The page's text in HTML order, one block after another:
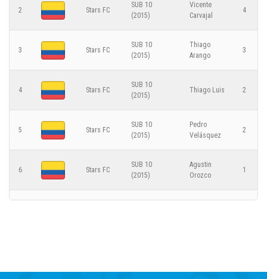
Paseo del Norte 1
Fase de Grupos - 2025-12-10
CATEGORÍA SUB 8 (2017)
Stars FC
Veraguas Élite
Fase de Grupos - 2025-12-09
2 Stars FC
SUB 10
(2015)
Vicente
Carvajal
4
3 Stars FC
SUB 10
(2015)
Thiago
Arango
3
4 Stars FC
SUB 10
(2015)
Thiago Luis 2
5 Stars FC
SUB 10
(2015)
Pedro
Velásquez
2
6 Stars FC
SUB 10
(2015)
Agustin
Orozco
1